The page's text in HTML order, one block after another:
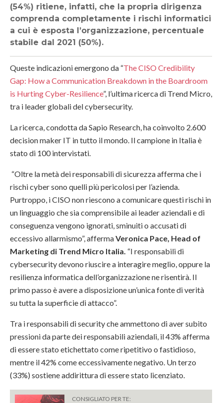
(54%) ritiene, infatti, che la propria dirigenza
comprenda completamente i rischi informatici
a cui è esposta l’organizzazione, percentuale
stabile dal 2021 (50%).
Queste indicazioni emergono da “The CISO Credibility
Gap: How a Communication Breakdown in the Boardroom
is Hurting Cyber-Resilience”, l’ultima ricerca di Trend Micro,
tra i leader globali del cybersecurity.
La ricerca, condotta da Sapio Research, ha coinvolto 2.600
decision maker IT in tutto il mondo. Il campione in Italia è
stato di 100 intervistati.
“Oltre la metà dei responsabili di sicurezza afferma che i
rischi cyber sono quelli più pericolosi per l’azienda.
Purtroppo, i CISO non riescono a comunicare questi rischi in
un linguaggio che sia comprensibile ai leader aziendali e di
conseguenza vengono ignorati, sminuiti o accusati di
eccessivo allarmismo”, affermaVeronica Pace, Head of
Marketing di Trend Micro Italia. “I responsabili di
cybersecurity devono riuscire a interagire meglio, oppure la
resilienza informatica dell’organizzazione ne risentirà. Il
primo passo è avere a disposizione un’unica fonte di verità
su tutta la superficie di attacco”.
Tra i responsabili di security che ammettono di aver subito
pressioni da parte dei responsabili aziendali, il 43% afferma
di essere stato etichettato come ripetitivo o fastidioso,
mentre il 42% come eccessivamente negativo. Un terzo
(33%) sostiene addirittura di essere stato licenziato.
CONSIGLIATO PER TE: